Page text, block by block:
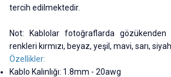
tercih edilmektedir.
Not: Kablolar fotoğraflarda gözükenden
renkleri kırmızı, beyaz, yeşil, mavi, sarı,
Özellikler:
Kablo Kalınlığı: 1.8mm - 20awg